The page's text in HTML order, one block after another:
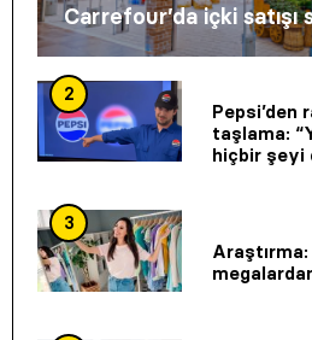
Carrefour’da içki satışı
2
Pepsi’den
taşlama:
hiçbir şeyi
3